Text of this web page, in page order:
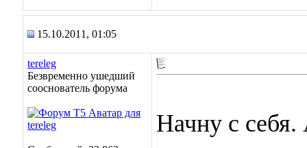
15.10.2011, 01:05
tereleg
Безвременно ушедший
сооснователь форума
Начну с себя.